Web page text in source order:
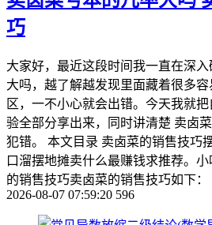
巧
大家好，最近这段时间我一直在深
大吗，越了解越发现里面藏着很多
区，一不小心就会出错。今天我就
验全部分享出来，同时讲清楚 卖卤
犯错。 本文目录 卖卤菜的销售技巧
口溜摆地摊卖什么最赚钱求推荐。
的销售技巧卖卤菜的销售技巧如下
2026-08-07 07:59:20 596